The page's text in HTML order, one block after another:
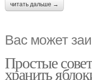
читать дальше →
Вас может
Простые
хранить